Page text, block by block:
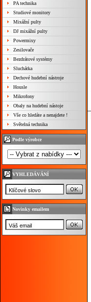
PA technika
Studiové monitory
Mixážní pulty
DJ mixážní pulty
Powermixy
Zesilovače
Bezdrátové systémy
Sluchátka
Dechové hudební nástroje
Housle
Mikrofony
Obaly na hudební nástoje
Vše co hledáte a nenajdete !
Světelná technika
Podle výrobce
VYHLEDÁVÁNÍ
Novinky emailem